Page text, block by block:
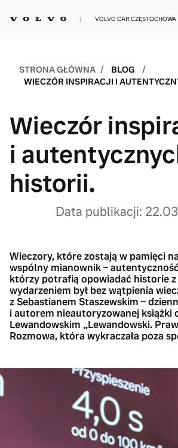
VOLVO CAR CZĘSTOCHOWA
STRONA GŁÓWNA / BLOG /
WIECZÓR INSPIRACJI I
Wieczór
i
historii.
Data publikacji:
Wieczory, które zostają w pamięci
wspólny mianownik –
którzy potrafią opowiadać historie z
wydarzeniem był bez wątpienia
z Sebastianem Staszewskim –
i autorem nieautoryzowanej książki
Lewandowskim „Lewandowski.
Rozmowa, która wykraczała poza